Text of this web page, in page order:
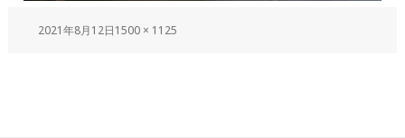
2021年8月12日1500 × 1125